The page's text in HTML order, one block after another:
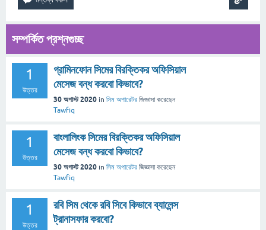
সম্পর্কিত প্রশ্নগুচ্ছ
1
উত্তর
গ্রামিনফোন সিমের বিরক্তিকর অফিসিয়াল
মেসেজ বন্ধ করবো কিভাবে?
30 অগাস্ট 2020 in সিম অপারেটর জিজ্ঞাসা করেছেন
Tawfiq
1
উত্তর
বাংলালিংক সিমের বিরক্তিকর অফিসিয়াল
মেসেজ বন্ধ করবো কিভাবে?
30 অগাস্ট 2020 in সিম অপারেটর জিজ্ঞাসা করেছেন
Tawfiq
1
উত্তর
রবি সিম থেকে রবি সিবে কিভাবে ব্যালেন্স
ট্রানাসফার করবো?